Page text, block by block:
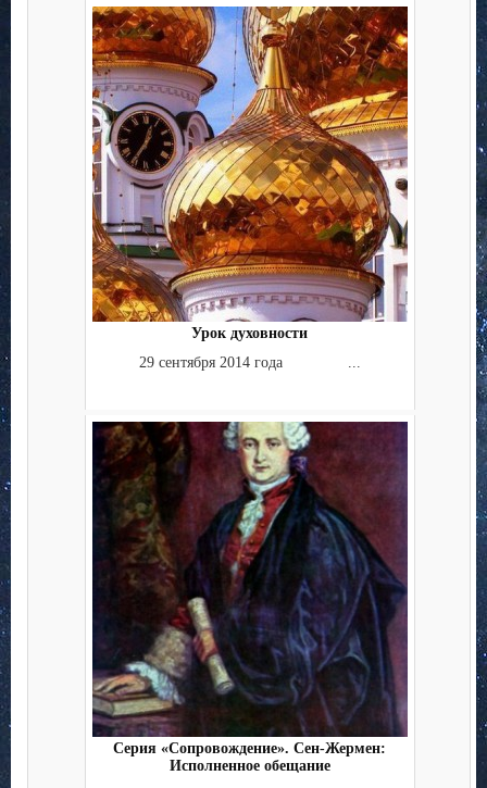
Урок духовности
29 сентября 2014 года ...
Серия «Сопровождение». Сен-Жермен:
Исполненное обещание